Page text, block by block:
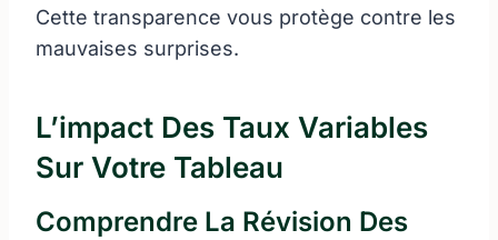
Cette transparence vous protège contre les
mauvaises surprises.
L’impact Des Taux Variables
Sur Votre Tableau
Comprendre La Révision Des